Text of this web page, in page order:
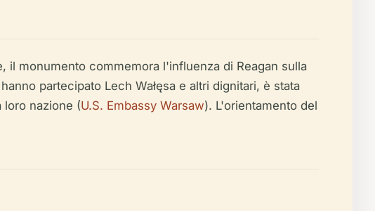
il monumento commemora l'influenza di Reagan sulla
partecipato Lech Wałęsa e altri dignitari, è stata
loro nazione (U.S. Embassy Warsaw). L'orientamento del